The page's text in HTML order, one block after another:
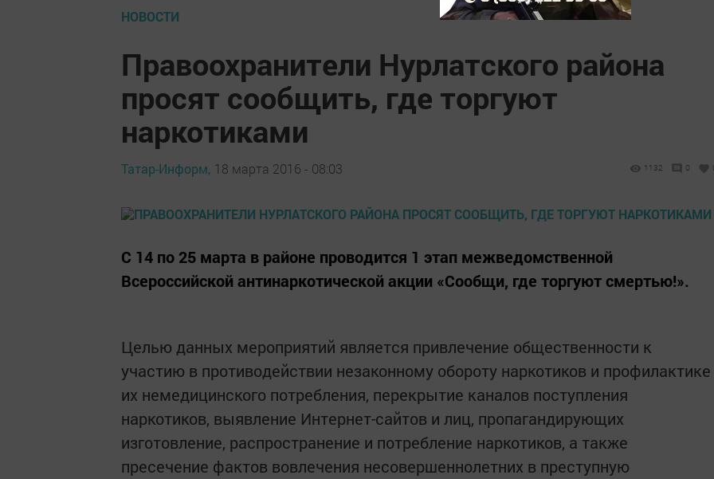
НОВОСТИ
Правоохранители Нурлатского района
просят сообщить, где торгуют
наркотиками
Татар-Информ, 18 марта 2016 - 08:03 1132 0
С 14 по 25 марта в районе проводится 1 этап межведомственной
Всероссийской антинаркотической акции «Сообщи, где торгуют смертью!».
Целью данных мероприятий является привлечение общественности к
участию в противодействии незаконному обороту наркотиков и профилактике
их немедицинского потребления, перекрытие каналов поступления
наркотиков, выявление Интернет-сайтов и лиц, пропагандирующих
изготовление, распространение и потребление наркотиков, а также
пресечение фактов вовлечения несовершеннолетних в преступную